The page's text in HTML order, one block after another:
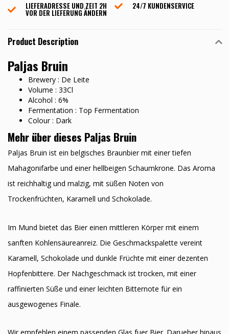
LIEFERADRESSE UND ZEIT 2H
VOR DER LIEFERUNG ÄNDERN
24/7 KUNDENSERVICE
Product Description
Paljas Bruin
Brewery : De Leite
Volume : 33Cl
Alcohol : 6%
Fermentation : Top Fermentation
Colour : Dark
Mehr über dieses Paljas Bruin
Paljas Bruin ist ein belgisches Braunbier mit einer tiefen
Mahagonifarbe und einer hellbeigen Schaumkrone. Das Aroma
ist reichhaltig und malzig, mit süßen Noten von
Trockenfrüchten, Karamell und Schokolade.
Im Mund bietet das Bier einen mittleren Körper mit einem
sanften Kohlensäureanreiz. Die Geschmackspalette vereint
Karamell, Schokolade und dunkle Früchte mit einer dezenten
Hopfenbittere. Der Nachgeschmack ist trocken, mit einer
raffinierten Süße und einer leichten Bitternote für ein
ausgewogenes Finale.